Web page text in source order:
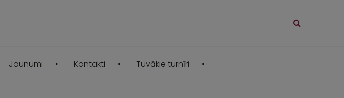
Jaunumi Kontakti Tuvākie turnīri